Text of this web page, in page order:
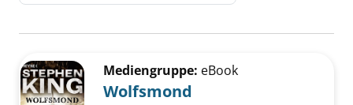
Zu den Suchfiltern springen
Mediengruppe: eBook
Wolfsmond